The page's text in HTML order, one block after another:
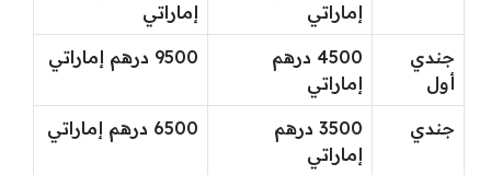
إماراتي
إماراتي
جندي
أول
4500 درهم
إماراتي
9500 درهم إماراتي
جندي
3500 درهم
إماراتي
6500 درهم إماراتي